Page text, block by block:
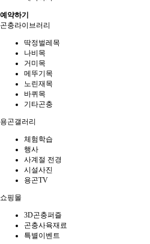
예약하기
곤충라이브러리
딱정벌레목
나비목
거미목
메뚜기목
노린재목
바퀴목
기타곤충
용곤갤러리
체험학습
행사
사계절 전경
시설사진
용곤TV
쇼핑몰
3D곤충퍼즐
곤충사육재료
특별이벤트